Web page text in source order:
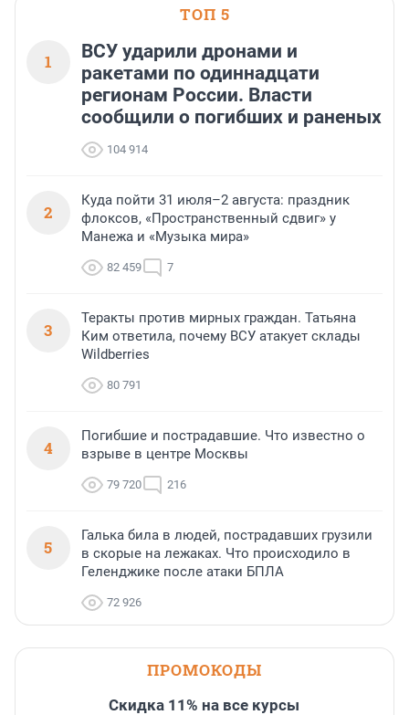
ТОП 5
1
ВСУ ударили дронами и
ракетами по одиннадцати
регионам России. Власти
сообщили о погибших и раненых
104 914
2
Куда пойти 31 июля–2 августа: праздник
флоксов, «Пространственный сдвиг» у
Манежа и «Музыка мира»
82 459 7
3
Теракты против мирных граждан. Татьяна
Ким ответила, почему ВСУ атакует склады
Wildberries
80 791
4
Погибшие и пострадавшие. Что известно о
взрыве в центре Москвы
79 720 216
5
Галька била в людей, пострадавших грузили
в скорые на лежаках. Что происходило в
Геленджике после атаки БПЛА
72 926
ПРОМОКОДЫ
Скидка 11% на все курсы